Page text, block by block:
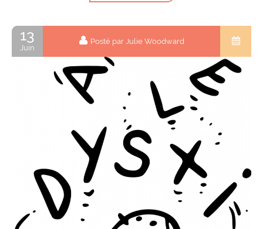
13
Juin
Posté par Julie Woodward